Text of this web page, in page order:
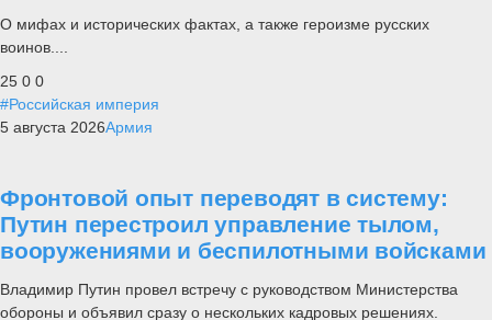
О мифах и исторических фактах, а также героизме русских
воинов....
25 0 0
#Российская империя
5 августа 2026Армия
Фронтовой опыт переводят в систему:
Путин перестроил управление тылом,
вооружениями и беспилотными войсками
Владимир Путин провел встречу с руководством Министерства
обороны и объявил сразу о нескольких кадровых решениях.